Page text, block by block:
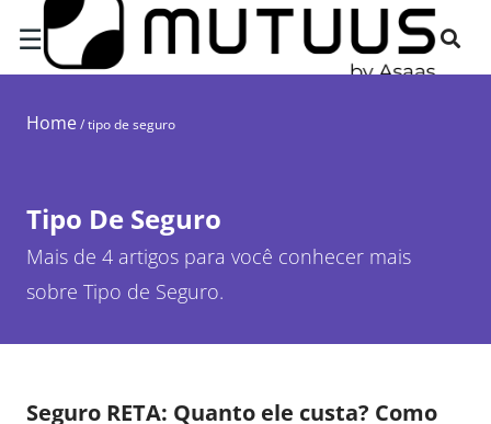
☰
Home/tipo de seguro
Tipo De Seguro
Mais de 4 artigos para você conhecer mais
sobre Tipo de Seguro.
Seguro RETA: Quanto ele custa? Como